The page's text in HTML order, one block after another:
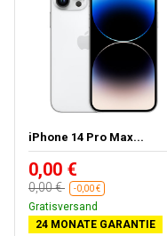
iPhone 14 Pro Max...
0,00 €
0,00 € -0,00 €
Gratisversand
24 MONATE GARANTIE